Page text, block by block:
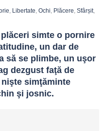
Libertate Ochi Plăcere Sfârșit
simte o pornire
un dar de
să se plimbe, un uşor
dezgust faţă de
simţăminte
şi josnic.